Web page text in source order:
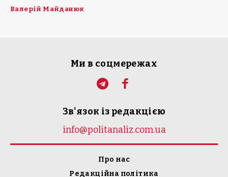
Валерій Майданюк
Ми в соцмережах
Зв'язок із редакцією
info@politanaliz.com.ua
Про нас
Редакційна політика